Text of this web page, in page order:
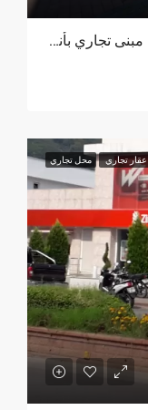
فرصة للحصول على الجنسية التركية- مبنى تجاري بأنطاليا يقع على شارع رئيسي حيوي مع عائد استثمار مضمون
عقار تجاري محل تجاري